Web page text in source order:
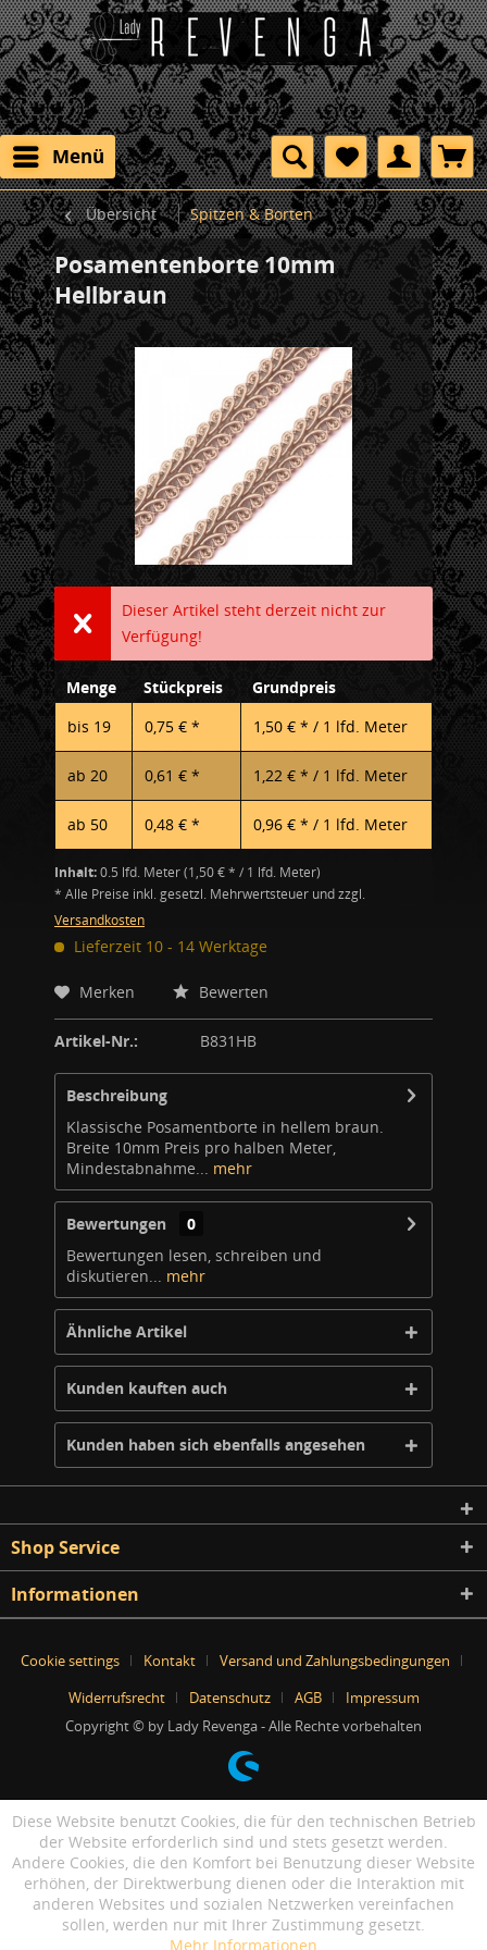
Menü
Übersicht Spitzen & Borten
Posamentenborte 10mm
Hellbraun
Dieser Artikel steht derzeit nicht zur
Verfügung!
Menge Stückpreis
Grundpreis
bis 19 0,75 € * 1,50 € * / 1 lfd. Meter
ab 20 0,61 € * 1,22 € * / 1 lfd. Meter
ab 50 0,48 € * 0,96 € * / 1 lfd. Meter
Inhalt:0.5 lfd. Meter (1,50 € * / 1 lfd. Meter)
* Alle Preise inkl. gesetzl. Mehrwertsteuer und zzgl.
Versandkosten
Lieferzeit 10 - 14 Werktage
Merken Bewerten
Artikel-Nr.: B831HB
Beschreibung
Klassische Posamentborte in hellem braun.
Breite 10mm Preis pro halben Meter,
Mindestabnahme... mehr
Bewertungen
0
Bewertungen lesen, schreiben und
diskutieren... mehr
Ähnliche Artikel
Kunden kauften auch
Kunden haben sich ebenfalls angesehen
Shop Service
Informationen
Cookie settings Kontakt
Versand und Zahlungsbedingungen
Widerrufsrecht
Datenschutz AGB
Impressum
Copyright © by Lady Revenga - Alle Rechte vorbehalten
Diese Website benutzt Cookies, die für den technischen Betrieb
der Website erforderlich sind und stets gesetzt werden.
Andere Cookies, die den Komfort bei Benutzung dieser Website
erhöhen, der Direktwerbung dienen oder die Interaktion mit
anderen Websites und sozialen Netzwerken vereinfachen
sollen, werden nur mit Ihrer Zustimmung gesetzt.
Mehr Informationen